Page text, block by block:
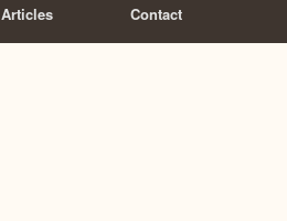
Articles Contact